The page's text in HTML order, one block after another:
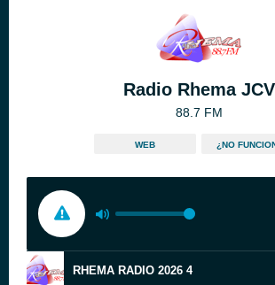
Radio Rhema JCV
88.7 FM
WEB ¿NO
RHEMA RADIO 2026 4